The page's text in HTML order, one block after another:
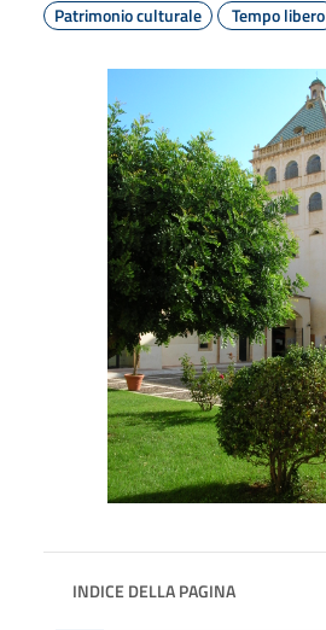
Patrimonio culturale
Tempo libero
INDICE DELLA PAGINA